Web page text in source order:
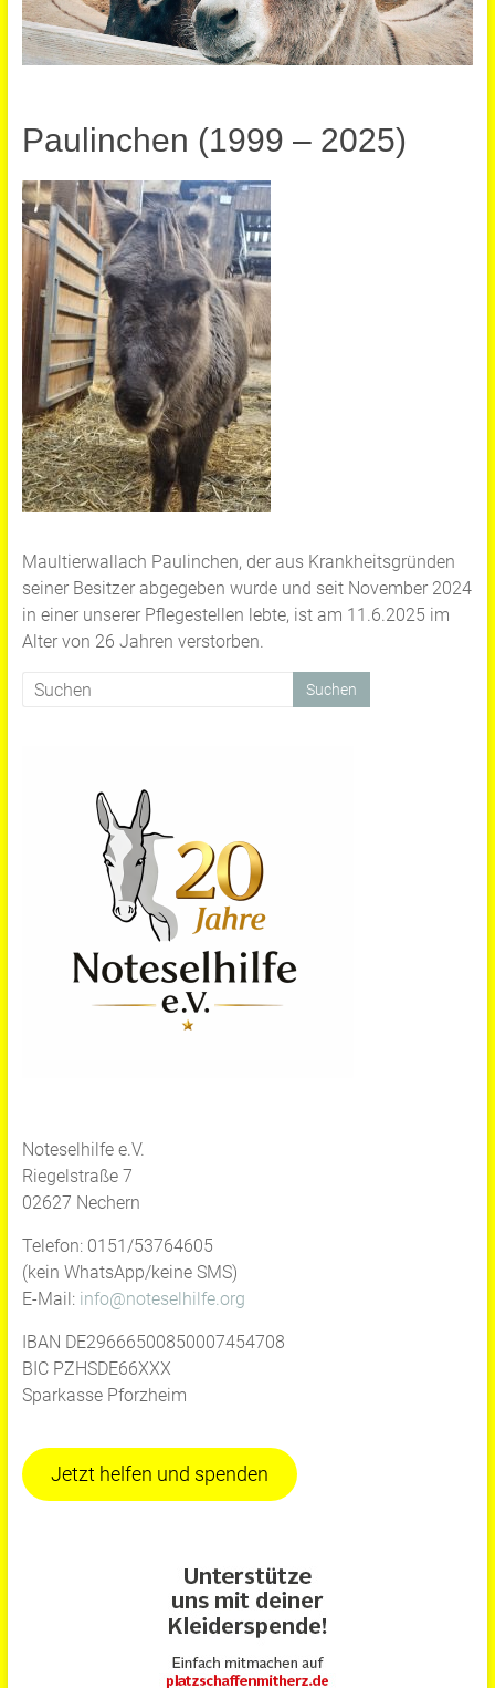
Paulinchen (1999 – 2025)
Maultierwallach Paulinchen, der aus Krankheitsgründen
seiner Besitzer abgegeben wurde und seit November 2024
in einer unserer Pflegestellen lebte, ist am 11.6.2025 im
Alter von 26 Jahren verstorben.
Noteselhilfe e.V.
Riegelstraße 7
02627 Nechern
Telefon: 0151/53764605
(kein WhatsApp/keine SMS)
E-Mail: info@noteselhilfe.org
IBAN DE29666500850007454708
BIC PZHSDE66XXX
Sparkasse Pforzheim
Jetzt helfen und spenden